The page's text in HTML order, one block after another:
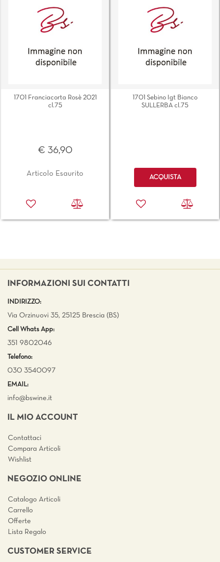
1701 Franciacorta Rosè 2021
cl.75
€ 36,90
Articolo Esaurito
1701 Sebino Igt Bianco
SULLERBA cl.75
Quantità
ACQUISTA
INFORMAZIONI SUI CONTATTI
INDIRIZZO:
Via Orzinuovi 35, 25125 Brescia (BS)
Cell Whats App:
351 9802046
Telefono:
030 3540097
EMAIL:
info@bswine.it
IL MIO ACCOUNT
Contattaci
Compara Articoli
Wishlist
NEGOZIO ONLINE
Catalogo Articoli
Carrello
Offerte
Lista Regalo
CUSTOMER SERVICE